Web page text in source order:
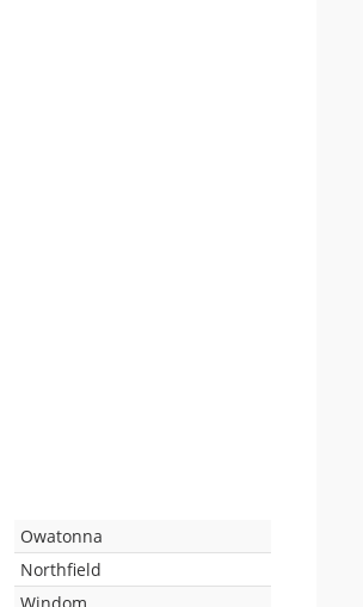
Owatonna
Northfield